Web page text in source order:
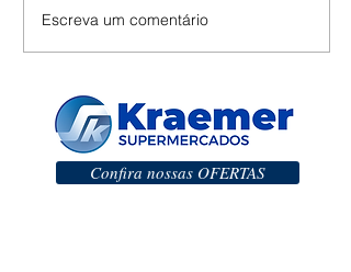
Escreva um comentário
Confira nossas OFERTAS